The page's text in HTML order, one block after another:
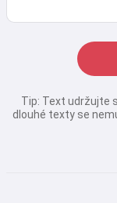
Tip: Text udržujte
dlouhé texty se